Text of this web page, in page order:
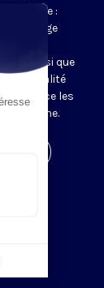
:
de
ainsi que
l'actualité
la Source les
antenne.